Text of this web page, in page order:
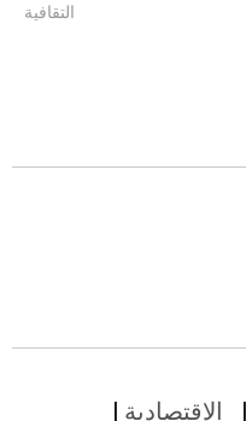
التقافية
الإقتصادية